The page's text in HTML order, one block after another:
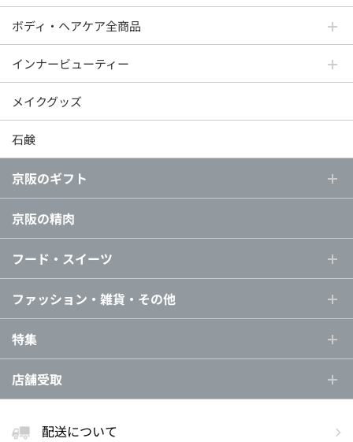
ボディ・ヘアケア全商品
インナービューティー
メイクグッズ
石鹸
京阪のギフト
京阪の精肉
フード・スイーツ
ファッション・雑貨・その他
特集
店舗受取
配送について